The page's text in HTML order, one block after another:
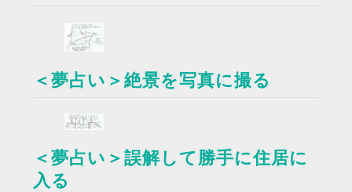
＜夢占い＞絶景を写真に撮る
＜夢占い＞誤解して勝手に住居に
入る